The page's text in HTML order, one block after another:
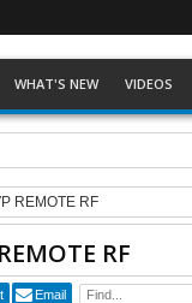
WHAT'S NEW VIDEOS
REMOTE RF
RF
Email